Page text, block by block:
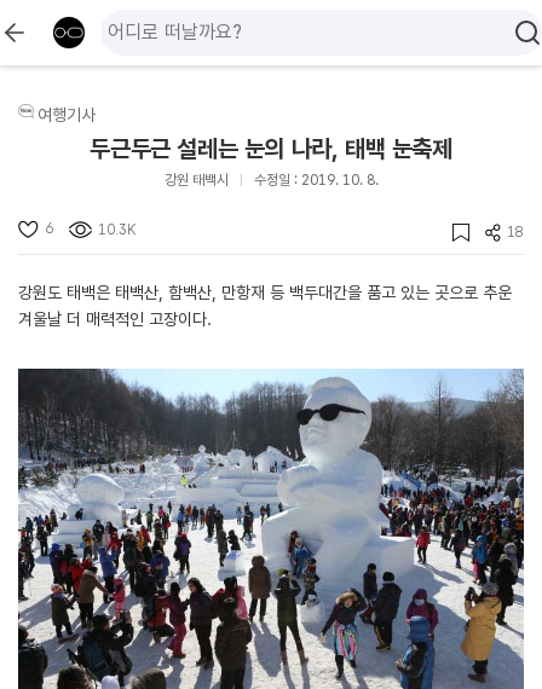
여행기사
두근두근 설레는 눈의 나라, 태백 눈축제
강원 태백시 수정일 : 2019. 10. 8.
6 10.3K 18
강원도 태백은 태백산, 함백산, 만항재 등 백두대간을 품고 있는 곳으로 추운
겨울날 더 매력적인 고장이다.